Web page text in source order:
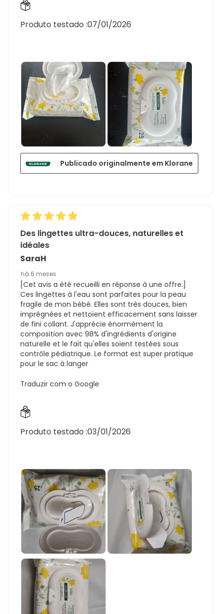
Produto testado :07/01/2026
Publicado originalmente em Klorane
Des lingettes ultra-douces, naturelles et
idéales
SaraH
há 6 meses
[Cet avis a été recueilli en réponse à une offre.]
Ces lingettes à l'eau sont parfaites pour la peau
fragile de mon bébé. Elles sont très douces, bien
imprégnées et nettoient efficacement sans laisser
de fini collant. J'apprécie énormément la
composition avec 98% d'ingrédients d'origine
naturelle et le fait qu'elles soient testées sous
contrôle pédiatrique. Le format est super pratique
pour le sac à langer
Traduzir com o Google
Produto testado :03/01/2026